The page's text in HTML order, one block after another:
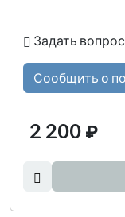
Задать вопрос
Сообщить о
2 200 ₽